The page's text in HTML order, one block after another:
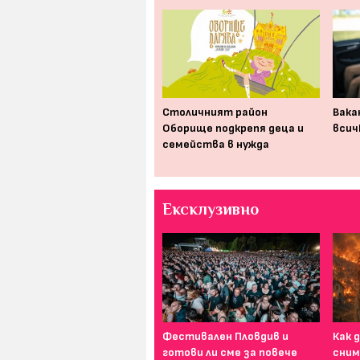
Столичният район
Оборище подкрепя деца и
семейства в нужда
Ексклузивно
Фестивален Пловдив и
готови ли сме за повече
Как